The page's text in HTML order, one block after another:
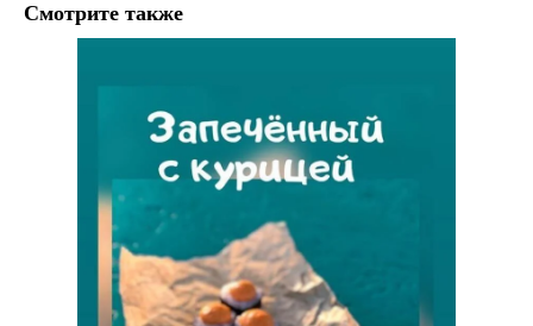
Смотрите также